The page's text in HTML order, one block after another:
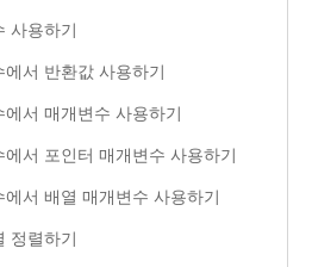
사용하기
에서 반환값 사용하기
에서 매개변수 사용하기
에서 포인터 매개변수 사용하기
에서 배열 매개변수 사용하기
정렬하기